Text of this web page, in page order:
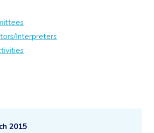
2015
Interpreters